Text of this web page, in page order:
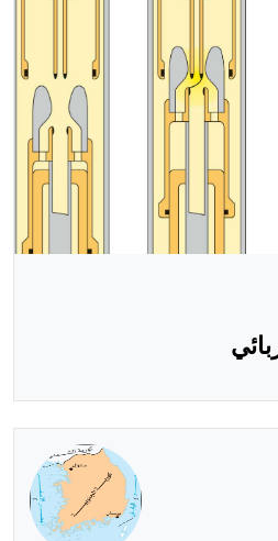
تطلق موسوعات جديدة في عام 2026